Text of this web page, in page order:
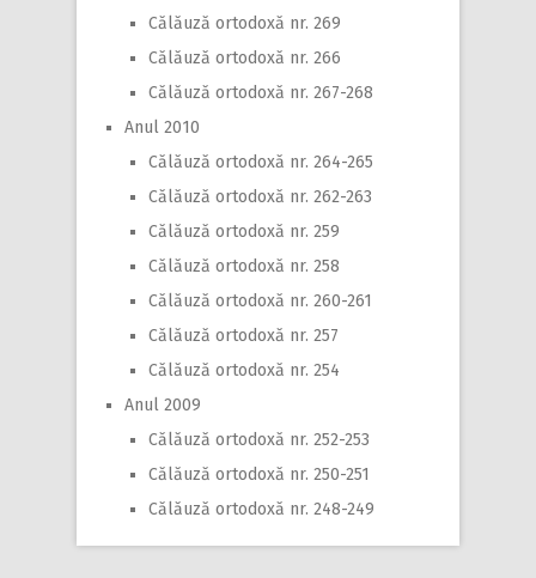
Călăuză ortodoxă nr. 269
Călăuză ortodoxă nr. 266
Călăuză ortodoxă nr. 267-268
Anul 2010
Călăuză ortodoxă nr. 264-265
Călăuză ortodoxă nr. 262-263
Călăuză ortodoxă nr. 259
Călăuză ortodoxă nr. 258
Călăuză ortodoxă nr. 260-261
Călăuză ortodoxă nr. 257
Călăuză ortodoxă nr. 254
Anul 2009
Călăuză ortodoxă nr. 252-253
Călăuză ortodoxă nr. 250-251
Călăuză ortodoxă nr. 248-249